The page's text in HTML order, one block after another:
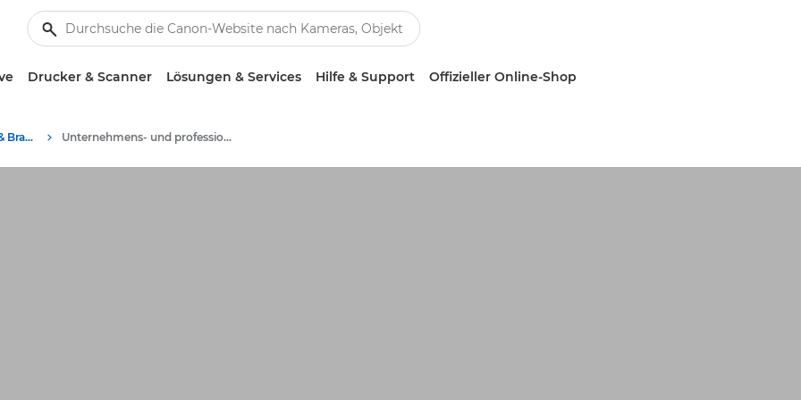
Drucker & Scanner Lösungen & Services Hilfe & Support Offizieller Online-Shop
Business-Insights - B2B & Branchen-News Unternehmens- und professionelle Artikel